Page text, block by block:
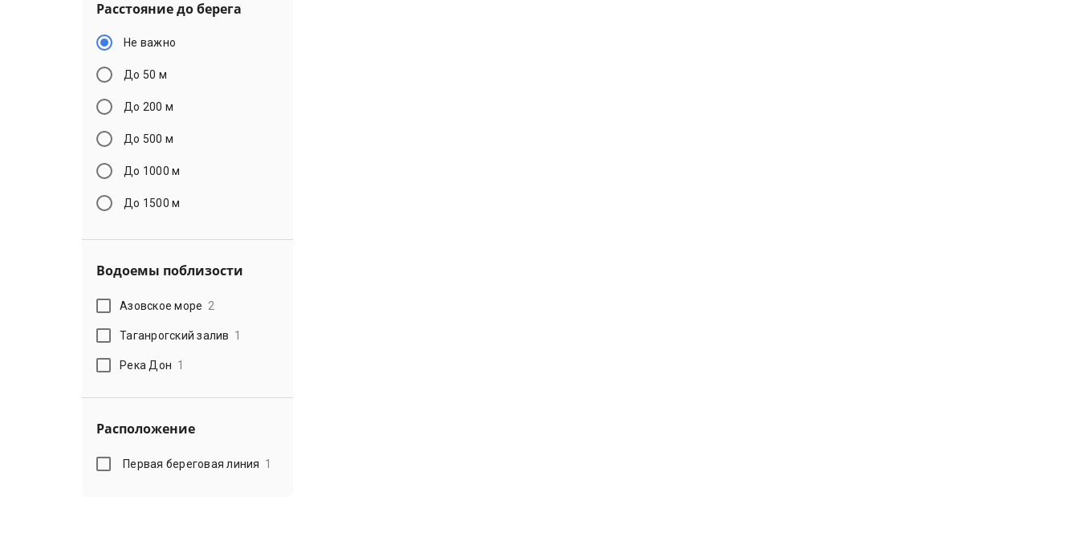
Расстояние до берега
Не важно
До 50 м
До 200 м
До 500 м
До 1000 м
До 1500 м
Водоемы поблизости
Азовское море 2
Таганрогский залив 1
Река Дон 1
Расположение
Первая береговая линия 1